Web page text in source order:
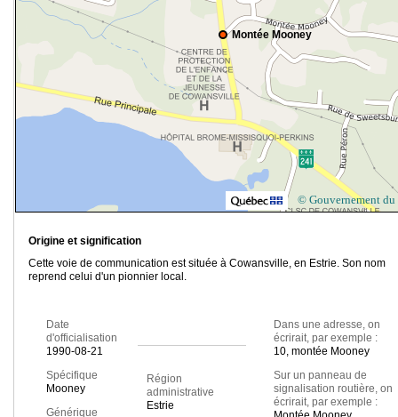
Montée Mooney
© Gouvernement du
Origine et signification
Cette voie de communication est située à Cowansville, en Estrie. Son nom
reprend celui d'un pionnier local.
Date
d'officialisation
1990-08-21
Spécifique
Mooney
Générique
Région
administrative
Estrie
Dans une adresse, on
écrirait, par exemple :
10, montée Mooney
Sur un panneau de
signalisation routière, on
écrirait, par exemple :